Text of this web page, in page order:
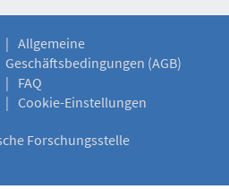
Allgemeine
Geschäftsbedingungen (AGB)
FAQ
Cookie-Einstellungen
Forschungsstelle